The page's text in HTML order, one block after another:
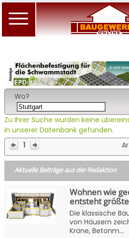
Wo?
Zu Ihrer Suche wurden keine
in unserer Datenbank gefunden.
1
Aktuelle Beiträge aus der Redaktion
Wohnen wie
entsteht
Die klassische
von Häusern
Kräne, Betonm...